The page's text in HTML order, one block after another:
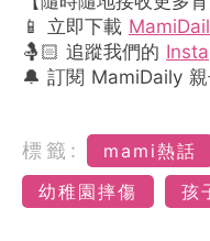
📱 立即下載
🤱🏻 追蹤我們的
🔔 訂閱 MamiDaily 親
標籤: mami熱話
幼稚園摔傷
孩